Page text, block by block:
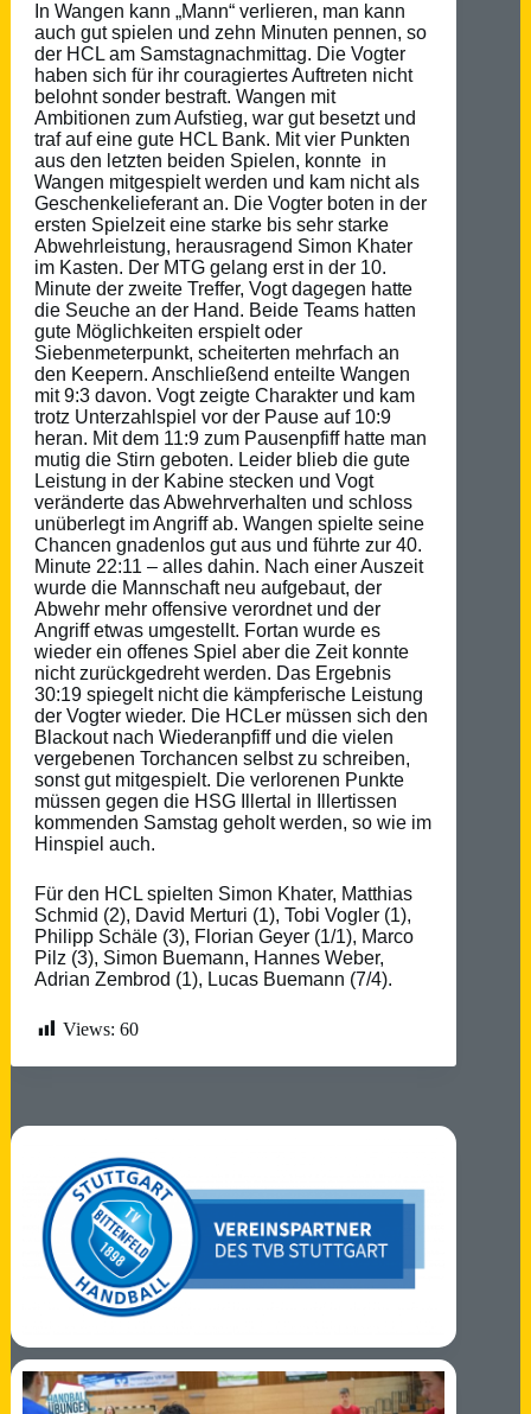
In Wangen kann „Mann“ verlieren, man kann
auch gut spielen und zehn Minuten pennen, so
der HCL am Samstagnachmittag. Die Vogter
haben sich für ihr couragiertes Auftreten nicht
belohnt sonder bestraft. Wangen mit
Ambitionen zum Aufstieg, war gut besetzt und
traf auf eine gute HCL Bank. Mit vier Punkten
aus den letzten beiden Spielen, konnte in
Wangen mitgespielt werden und kam nicht als
Geschenkelieferant an. Die Vogter boten in der
ersten Spielzeit eine starke bis sehr starke
Abwehrleistung, herausragend Simon Khater
im Kasten. Der MTG gelang erst in der 10.
Minute der zweite Treffer, Vogt dagegen hatte
die Seuche an der Hand. Beide Teams hatten
gute Möglichkeiten erspielt oder
Siebenmeterpunkt, scheiterten mehrfach an
den Keepern. Anschließend enteilte Wangen
mit 9:3 davon. Vogt zeigte Charakter und kam
trotz Unterzahlspiel vor der Pause auf 10:9
heran. Mit dem 11:9 zum Pausenpfiff hatte man
mutig die Stirn geboten. Leider blieb die gute
Leistung in der Kabine stecken und Vogt
veränderte das Abwehrverhalten und schloss
unüberlegt im Angriff ab. Wangen spielte seine
Chancen gnadenlos gut aus und führte zur 40.
Minute 22:11 – alles dahin. Nach einer Auszeit
wurde die Mannschaft neu aufgebaut, der
Abwehr mehr offensive verordnet und der
Angriff etwas umgestellt. Fortan wurde es
wieder ein offenes Spiel aber die Zeit konnte
nicht zurückgedreht werden. Das Ergebnis
30:19 spiegelt nicht die kämpferische Leistung
der Vogter wieder. Die HCLer müssen sich den
Blackout nach Wiederanpfiff und die vielen
vergebenen Torchancen selbst zu schreiben,
sonst gut mitgespielt. Die verlorenen Punkte
müssen gegen die HSG Illertal in Illertissen
kommenden Samstag geholt werden, so wie im
Hinspiel auch.
Für den HCL spielten Simon Khater, Matthias
Schmid (2), David Merturi (1), Tobi Vogler (1),
Philipp Schäle (3), Florian Geyer (1/1), Marco
Pilz (3), Simon Buemann, Hannes Weber,
Adrian Zembrod (1), Lucas Buemann (7/4).
Views: 60